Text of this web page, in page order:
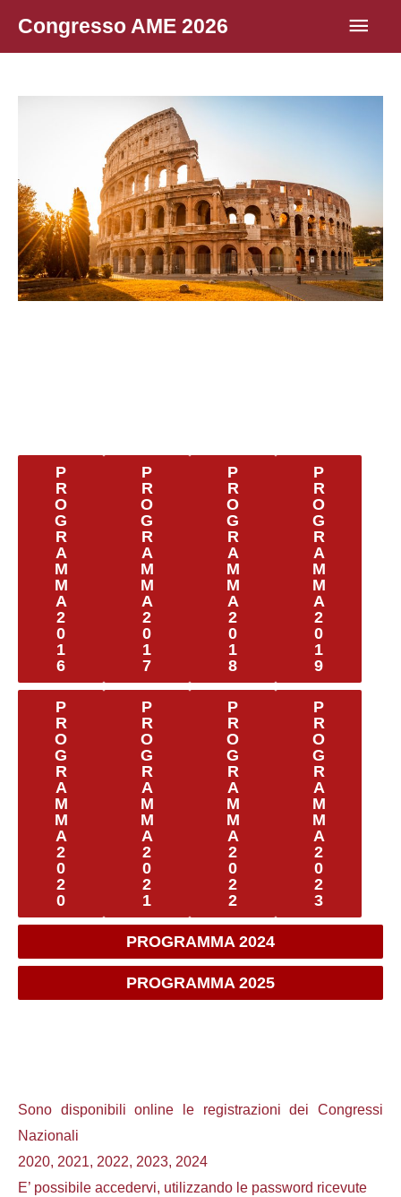
Congresso AME 2026
P
R
O
G
R
A
M
M
A
2
0
1
6
P
R
O
G
R
A
M
M
A
2
0
1
7
P
R
O
G
R
A
M
M
A
2
0
1
8
P
R
O
G
R
A
M
M
A
2
0
1
9
P
R
O
G
R
A
M
M
A
2
0
2
0
P
R
O
G
R
A
M
M
A
2
0
2
1
P
R
O
G
R
A
M
M
A
2
0
2
2
P
R
O
G
R
A
M
M
A
2
0
2
3
PROGRAMMA 2024
PROGRAMMA 2025
Sono disponibili online le registrazioni dei Congressi
Nazionali
2020, 2021, 2022, 2023, 2024
E’ possibile accedervi, utilizzando le password ricevute